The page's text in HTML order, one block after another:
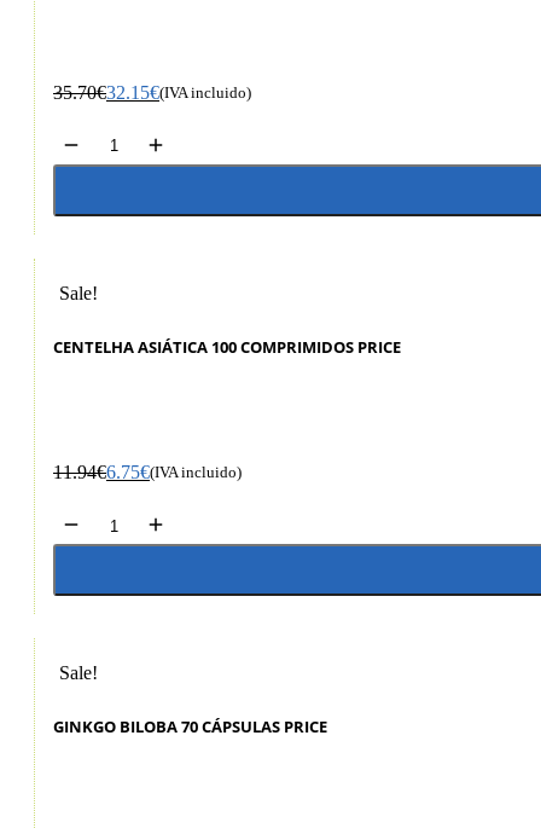
35.70€32.15€(IVA incluido)
Sale!
CENTELHA ASIÁTICA 100 COMPRIMIDOS PRICE
11.94€6.75€(IVA incluido)
Sale!
GINKGO BILOBA 70 CÁPSULAS PRICE